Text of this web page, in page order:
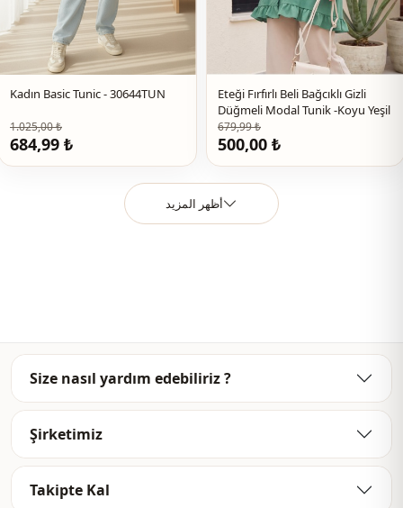
Kadın Basic Tunic - 30644TUN
1.025,00 ₺
684,99 ₺
Eteği Fırfırlı Beli Bağcıklı Gizli
Düğmeli Modal Tunik -Koyu Yeşil
679,99 ₺
500,00 ₺
أظهر المزيد
Size nasıl yardım edebiliriz ?
Şirketimiz
Takipte Kal